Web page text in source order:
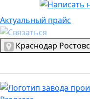
Актуальный прайс
Актуальный прайс
Выбрать город
Краснодар
Логотип, переход на